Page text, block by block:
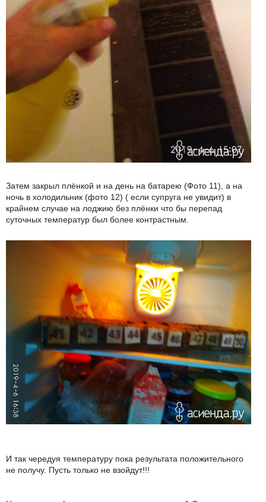
Затем закрыл плёнкой и на день на батарею (Фото 11), а на
ночь в холодильник (фото 12) ( если супруга не увидит) в
крайнем случае на лоджию без плёнки что бы перепад
суточных температур был более контрастным.
И так чередуя температуру пока результата положительного
не получу. Пусть только не взойдут!!!